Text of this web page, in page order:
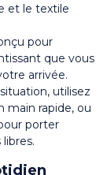
et le textile
pour
que vous
arrivée.
utilisez
main rapide, ou
porter